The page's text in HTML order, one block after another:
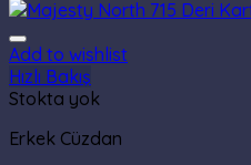
Add to wishlist
Hızlı Bakış
Stokta yok
Erkek Cüzdan